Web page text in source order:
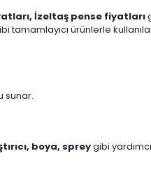
İzeltaş pense fiyatları
tamamlayıcı ürünlerle
sunar.
boya, spreygibi